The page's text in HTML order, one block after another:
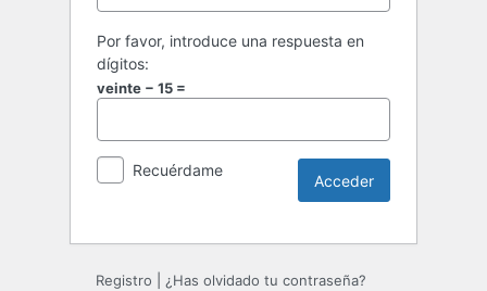
Por favor, introduce una respuesta en
dígitos:
veinte − 15 =
Recuérdame
Registro ¿Has olvidado tu contraseña?